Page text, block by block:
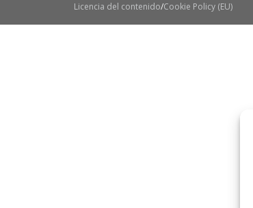
Licencia del contenido Cookie Policy (EU)